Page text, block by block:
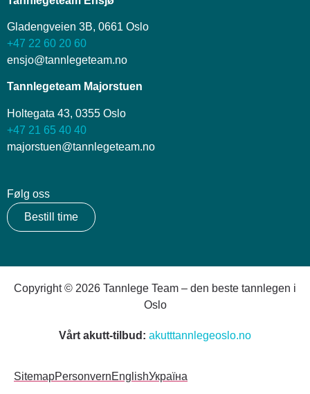
Gladengveien 3B, 0661 Oslo
+47 22 60 20 60
ensjo@tannlegeteam.no
Tannlegeteam Majorstuen
Holtegata 43, 0355 Oslo
+47 21 65 40 40
majorstuen@tannlegeteam.no
Følg oss
Bestill time
Copyright © 2026 Tannlege Team – den beste tannlegen i
Oslo
Vårt akutt-tilbud: akutttannlegeoslo.no
SitemapPersonvernEnglishУкраїна